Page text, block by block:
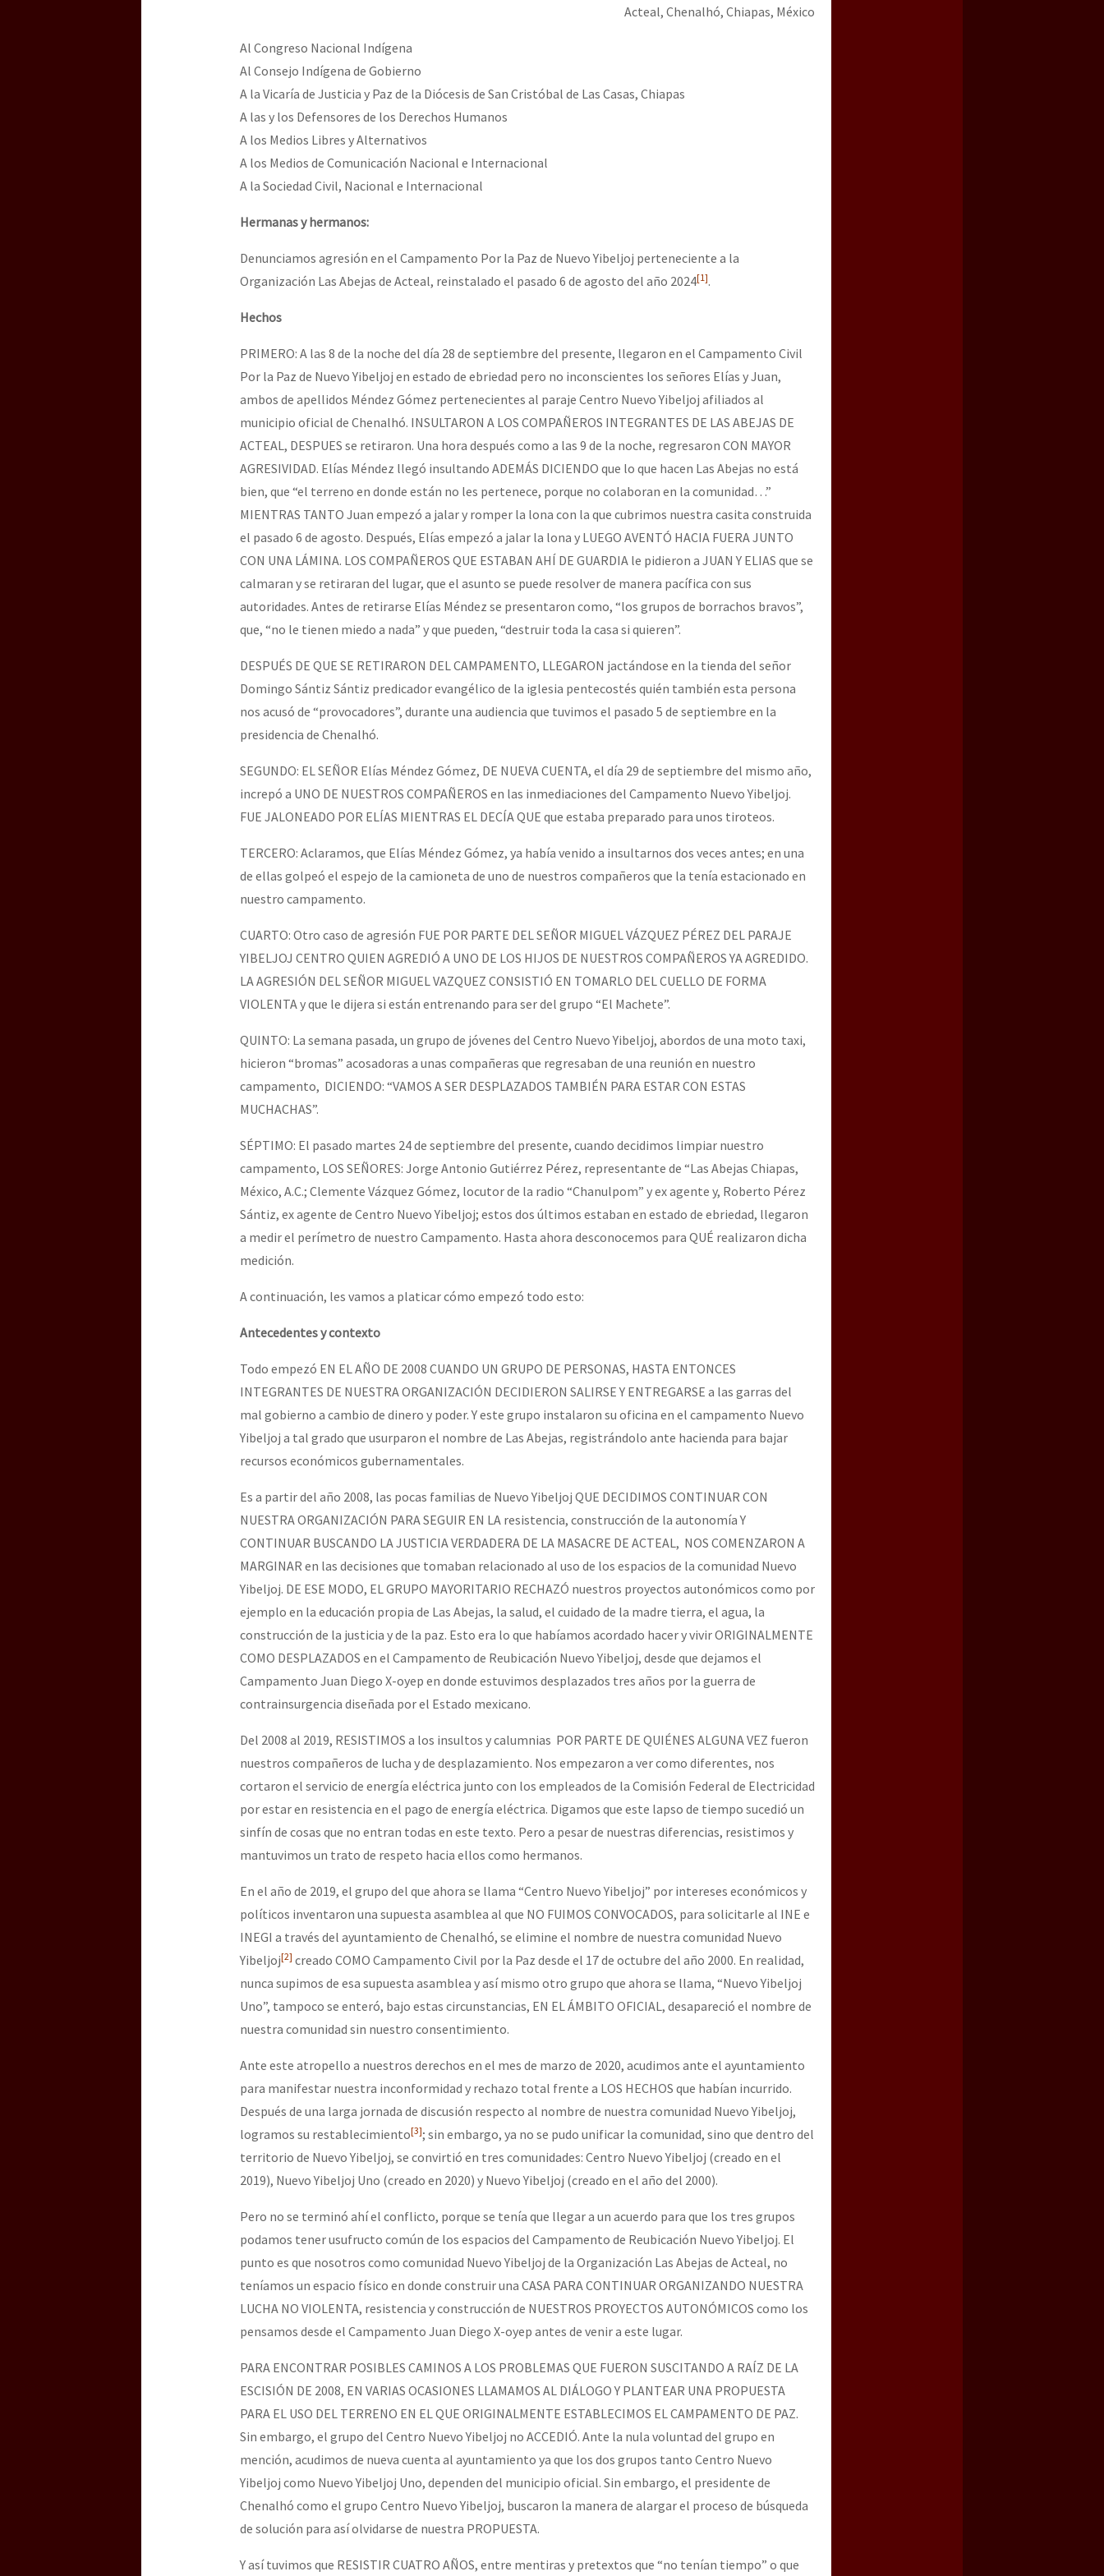
Dia 2 do Encontro “Guerra contra a Humanidad”
Dia 1: Encontro “Guerra contra a Humanidade”
“Sonhando a Terra do Bem Virá” se publica no Estado Espanhol
Se o México sabe, que o mundo saiba! Nossas lutas pela memória, a justiça e a dignidade
[25 abr – CDMX] Tokín por el CNI: 30 años de Resistencia y Rebeldía
Acteal, Chenalhó, Chiapas, México
Al Congreso Nacional Indígena
Al Consejo Indígena de Gobierno
A la Vicaría de Justicia y Paz de la Diócesis de San Cristóbal de Las Casas, Chiapas
A las y los Defensores de los Derechos Humanos
A los Medios Libres y Alternativos
A los Medios de Comunicación Nacional e Internacional
A la Sociedad Civil, Nacional e Internacional
Hermanas y hermanos:
Denunciamos agresión en el Campamento Por la Paz de Nuevo Yibeljoj perteneciente a la
Organización Las Abejas de Acteal, reinstalado el pasado 6 de agosto del año 2024[1].
Hechos
PRIMERO: A las 8 de la noche del día 28 de septiembre del presente, llegaron en el Campamento Civil
Por la Paz de Nuevo Yibeljoj en estado de ebriedad pero no inconscientes los señores Elías y Juan,
ambos de apellidos Méndez Gómez pertenecientes al paraje Centro Nuevo Yibeljoj afiliados al
municipio oficial de Chenalhó. INSULTARON A LOS COMPAÑEROS INTEGRANTES DE LAS ABEJAS DE
ACTEAL, DESPUES se retiraron. Una hora después como a las 9 de la noche, regresaron CON MAYOR
AGRESIVIDAD. Elías Méndez llegó insultando ADEMÁS DICIENDO que lo que hacen Las Abejas no está
bien, que “el terreno en donde están no les pertenece, porque no colaboran en la comunidad…”
MIENTRAS TANTO Juan empezó a jalar y romper la lona con la que cubrimos nuestra casita construida
el pasado 6 de agosto. Después, Elías empezó a jalar la lona y LUEGO AVENTÓ HACIA FUERA JUNTO
CON UNA LÁMINA. LOS COMPAÑEROS QUE ESTABAN AHÍ DE GUARDIA le pidieron a JUAN Y ELIAS que se
calmaran y se retiraran del lugar, que el asunto se puede resolver de manera pacífica con sus
autoridades. Antes de retirarse Elías Méndez se presentaron como, “los grupos de borrachos bravos”,
que, “no le tienen miedo a nada” y que pueden, “destruir toda la casa si quieren”.
DESPUÉS DE QUE SE RETIRARON DEL CAMPAMENTO, LLEGARON jactándose en la tienda del señor
Domingo Sántiz Sántiz predicador evangélico de la iglesia pentecostés quién también esta persona
nos acusó de “provocadores”, durante una audiencia que tuvimos el pasado 5 de septiembre en la
presidencia de Chenalhó.
SEGUNDO: EL SEÑOR Elías Méndez Gómez, DE NUEVA CUENTA, el día 29 de septiembre del mismo año,
increpó a UNO DE NUESTROS COMPAÑEROS en las inmediaciones del Campamento Nuevo Yibeljoj.
FUE JALONEADO POR ELÍAS MIENTRAS EL DECÍA QUE que estaba preparado para unos tiroteos.
TERCERO: Aclaramos, que Elías Méndez Gómez, ya había venido a insultarnos dos veces antes; en una
de ellas golpeó el espejo de la camioneta de uno de nuestros compañeros que la tenía estacionado en
nuestro campamento.
CUARTO: Otro caso de agresión FUE POR PARTE DEL SEÑOR MIGUEL VÁZQUEZ PÉREZ DEL PARAJE
YIBELJOJ CENTRO QUIEN AGREDIÓ A UNO DE LOS HIJOS DE NUESTROS COMPAÑEROS YA AGREDIDO.
LA AGRESIÓN DEL SEÑOR MIGUEL VAZQUEZ CONSISTIÓ EN TOMARLO DEL CUELLO DE FORMA
VIOLENTA y que le dijera si están entrenando para ser del grupo “El Machete”.
QUINTO: La semana pasada, un grupo de jóvenes del Centro Nuevo Yibeljoj, abordos de una moto taxi,
hicieron “bromas” acosadoras a unas compañeras que regresaban de una reunión en nuestro
campamento, DICIENDO: “VAMOS A SER DESPLAZADOS TAMBIÉN PARA ESTAR CON ESTAS
MUCHACHAS”.
SÉPTIMO: El pasado martes 24 de septiembre del presente, cuando decidimos limpiar nuestro
campamento, LOS SEÑORES: Jorge Antonio Gutiérrez Pérez, representante de “Las Abejas Chiapas,
México, A.C.; Clemente Vázquez Gómez, locutor de la radio “Chanulpom” y ex agente y, Roberto Pérez
Sántiz, ex agente de Centro Nuevo Yibeljoj; estos dos últimos estaban en estado de ebriedad, llegaron
a medir el perímetro de nuestro Campamento. Hasta ahora desconocemos para QUÉ realizaron dicha
medición.
A continuación, les vamos a platicar cómo empezó todo esto:
Antecedentes y contexto
Todo empezó EN EL AÑO DE 2008 CUANDO UN GRUPO DE PERSONAS, HASTA ENTONCES
INTEGRANTES DE NUESTRA ORGANIZACIÓN DECIDIERON SALIRSE Y ENTREGARSE a las garras del
mal gobierno a cambio de dinero y poder. Y este grupo instalaron su oficina en el campamento Nuevo
Yibeljoj a tal grado que usurparon el nombre de Las Abejas, registrándolo ante hacienda para bajar
recursos económicos gubernamentales.
Es a partir del año 2008, las pocas familias de Nuevo Yibeljoj QUE DECIDIMOS CONTINUAR CON
NUESTRA ORGANIZACIÓN PARA SEGUIR EN LA resistencia, construcción de la autonomía Y
CONTINUAR BUSCANDO LA JUSTICIA VERDADERA DE LA MASACRE DE ACTEAL, NOS COMENZARON A
MARGINAR en las decisiones que tomaban relacionado al uso de los espacios de la comunidad Nuevo
Yibeljoj. DE ESE MODO, EL GRUPO MAYORITARIO RECHAZÓ nuestros proyectos autonómicos como por
ejemplo en la educación propia de Las Abejas, la salud, el cuidado de la madre tierra, el agua, la
construcción de la justicia y de la paz. Esto era lo que habíamos acordado hacer y vivir ORIGINALMENTE
COMO DESPLAZADOS en el Campamento de Reubicación Nuevo Yibeljoj, desde que dejamos el
Campamento Juan Diego X-oyep en donde estuvimos desplazados tres años por la guerra de
contrainsurgencia diseñada por el Estado mexicano.
Del 2008 al 2019, RESISTIMOS a los insultos y calumnias POR PARTE DE QUIÉNES ALGUNA VEZ fueron
nuestros compañeros de lucha y de desplazamiento. Nos empezaron a ver como diferentes, nos
cortaron el servicio de energía eléctrica junto con los empleados de la Comisión Federal de Electricidad
por estar en resistencia en el pago de energía eléctrica. Digamos que este lapso de tiempo sucedió un
sinfín de cosas que no entran todas en este texto. Pero a pesar de nuestras diferencias, resistimos y
mantuvimos un trato de respeto hacia ellos como hermanos.
En el año de 2019, el grupo del que ahora se llama “Centro Nuevo Yibeljoj” por intereses económicos y
políticos inventaron una supuesta asamblea al que NO FUIMOS CONVOCADOS, para solicitarle al INE e
INEGI a través del ayuntamiento de Chenalhó, se elimine el nombre de nuestra comunidad Nuevo
Yibeljoj[2] creado COMO Campamento Civil por la Paz desde el 17 de octubre del año 2000. En realidad,
nunca supimos de esa supuesta asamblea y así mismo otro grupo que ahora se llama, “Nuevo Yibeljoj
Uno”, tampoco se enteró, bajo estas circunstancias, EN EL ÁMBITO OFICIAL, desapareció el nombre de
nuestra comunidad sin nuestro consentimiento.
Ante este atropello a nuestros derechos en el mes de marzo de 2020, acudimos ante el ayuntamiento
para manifestar nuestra inconformidad y rechazo total frente a LOS HECHOS que habían incurrido.
Después de una larga jornada de discusión respecto al nombre de nuestra comunidad Nuevo Yibeljoj,
logramos su restablecimiento[3]; sin embargo, ya no se pudo unificar la comunidad, sino que dentro del
territorio de Nuevo Yibeljoj, se convirtió en tres comunidades: Centro Nuevo Yibeljoj (creado en el
2019), Nuevo Yibeljoj Uno (creado en 2020) y Nuevo Yibeljoj (creado en el año del 2000).
Pero no se terminó ahí el conflicto, porque se tenía que llegar a un acuerdo para que los tres grupos
podamos tener usufructo común de los espacios del Campamento de Reubicación Nuevo Yibeljoj. El
punto es que nosotros como comunidad Nuevo Yibeljoj de la Organización Las Abejas de Acteal, no
teníamos un espacio físico en donde construir una CASA PARA CONTINUAR ORGANIZANDO NUESTRA
LUCHA NO VIOLENTA, resistencia y construcción de NUESTROS PROYECTOS AUTONÓMICOS como los
pensamos desde el Campamento Juan Diego X-oyep antes de venir a este lugar.
PARA ENCONTRAR POSIBLES CAMINOS A LOS PROBLEMAS QUE FUERON SUSCITANDO A RAÍZ DE LA
ESCISIÓN DE 2008, EN VARIAS OCASIONES LLAMAMOS AL DIÁLOGO Y PLANTEAR UNA PROPUESTA
PARA EL USO DEL TERRENO EN EL QUE ORIGINALMENTE ESTABLECIMOS EL CAMPAMENTO DE PAZ.
Sin embargo, el grupo del Centro Nuevo Yibeljoj no ACCEDIÓ. Ante la nula voluntad del grupo en
mención, acudimos de nueva cuenta al ayuntamiento ya que los dos grupos tanto Centro Nuevo
Yibeljoj como Nuevo Yibeljoj Uno, dependen del municipio oficial. Sin embargo, el presidente de
Chenalhó como el grupo Centro Nuevo Yibeljoj, buscaron la manera de alargar el proceso de búsqueda
de solución para así olvidarse de nuestra PROPUESTA.
Y así tuvimos que RESISTIR CUATRO AÑOS, entre mentiras y pretextos que “no tenían tiempo” o que